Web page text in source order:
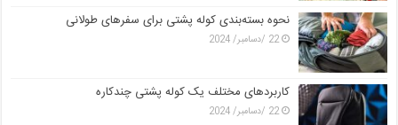
نحوه بسته‌بندی کوله پشتی برای سفرهای طولانی
22 /دسامبر/ 2024
کاربردهای مختلف یک کوله پشتی چندکاره
22 /دسامبر/ 2024